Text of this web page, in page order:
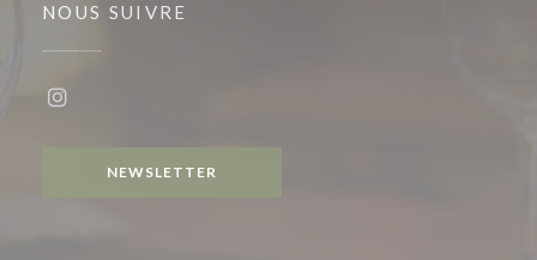
NOUS SUIVRE
NEWSLETTER